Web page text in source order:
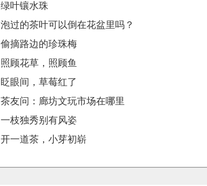
绿叶镶水珠
泡过的茶叶可以倒在花盆里吗？
偷摘路边的珍珠梅
照顾花草，照顾鱼
眨眼间，草莓红了
茶友问：廊坊文玩市场在哪里
一枝独秀别有风姿
开一道茶，小芽初崭